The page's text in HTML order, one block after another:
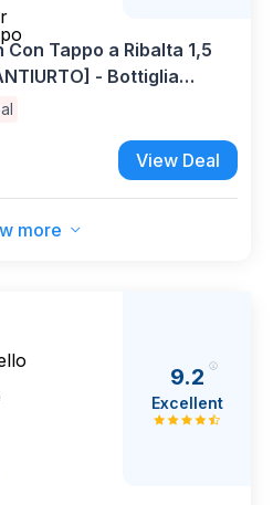
Tappo a Ribalta 1,5
- Bottiglia
Apribile e
- Borracce per Sport
View Deal
more
9.2
Excellent